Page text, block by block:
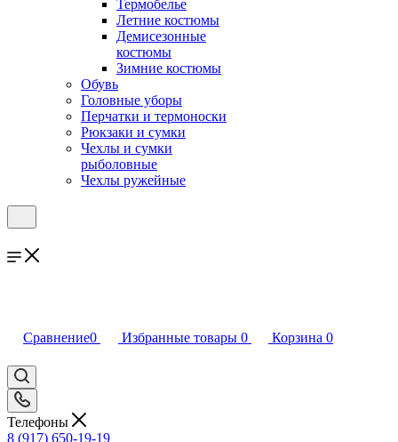
Термобелье
Летние костюмы
Демисезонные
костюмы
Зимние костюмы
Обувь
Головные уборы
Перчатки и термоноски
Рюкзаки и сумки
Чехлы и сумки
рыболовные
Чехлы ружейные
Сравнение0 Избранные товары 0 Корзина 0
Телефоны
8 (917) 650-19-19